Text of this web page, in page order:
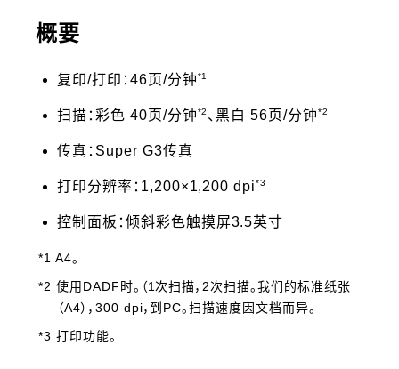
概要
复印/打印：46页/分钟*1
扫描：彩色 40页/分钟*2 、黑白 56页/分钟*2
传真：Super G3传真
打印分辨率：1,200×1,200 dpi*3
控制面板：倾斜彩色触摸屏3.5英寸
*1 A4。
*2 使用DADF时。（1次扫描，2次扫描。我们的标准纸张
（A4），300 dpi，到PC。扫描速度因文档而异。
*3 打印功能。